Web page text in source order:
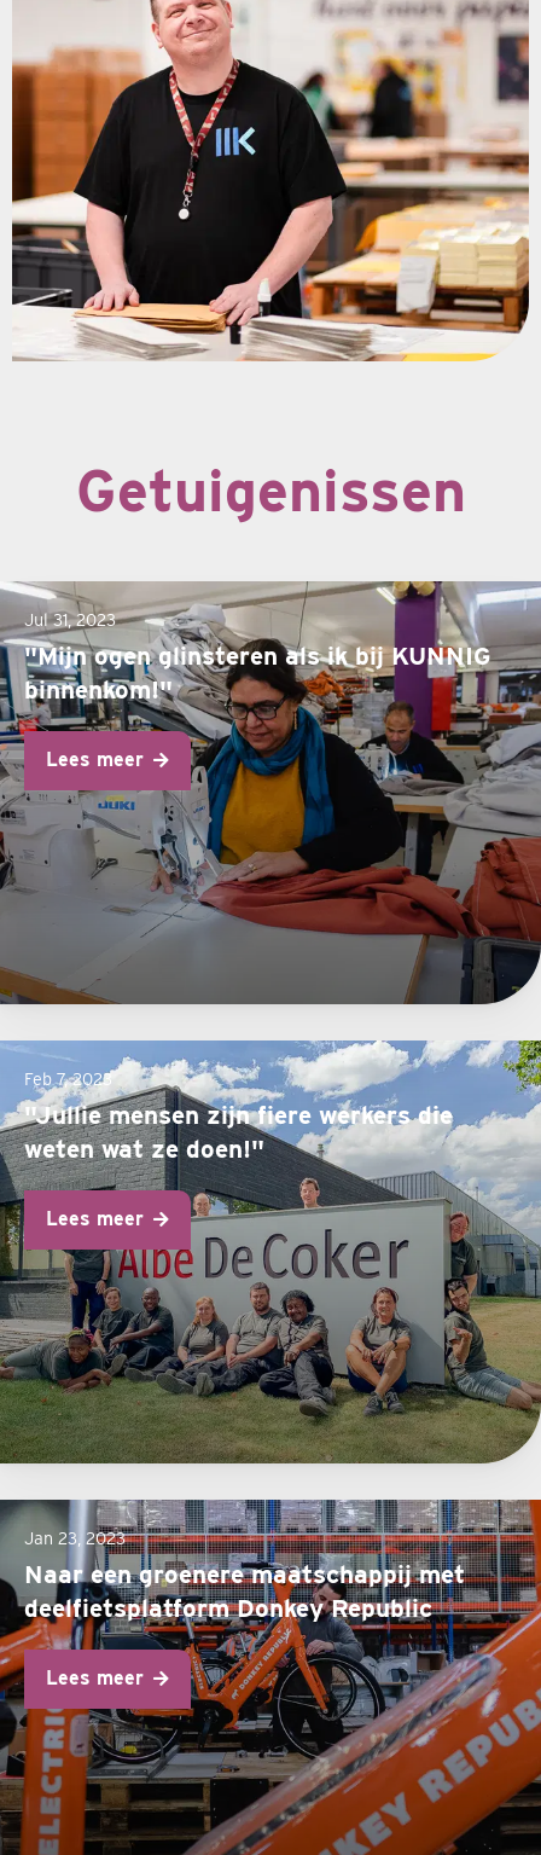
Getuigenissen
Jul 31, 2023
"Mijn ogen glinsteren als ik bij KUNNIG
binnenkom!"
Lees meer
Feb 7, 2023
"Jullie mensen zijn fiere werkers die
weten wat ze doen!"
Lees meer
Jan 23, 2023
Naar een groenere maatschappij met
deelfietsplatform Donkey Republic
Lees meer